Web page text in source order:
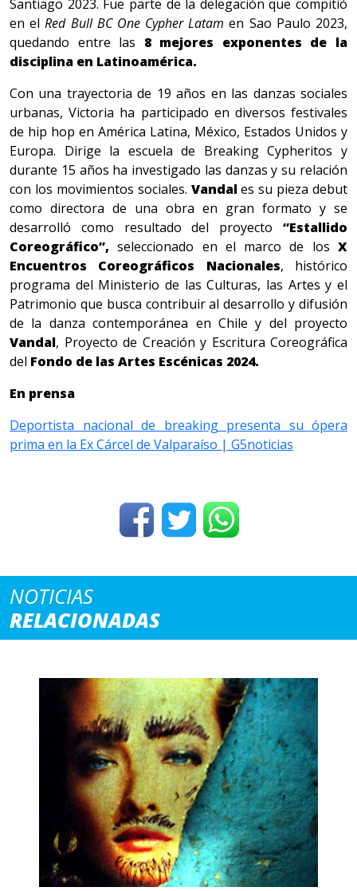
Santiago 2023. Fue parte de la delegación que compitió
en elRed Bull BC One Cypher Latam en Sao Paulo 2023,
quedando entre las 8 mejores exponentes de la
disciplina en Latinoamérica.
Con una trayectoria de 19 años en las danzas sociales
urbanas, Victoria ha participado en diversos festivales
de hip hop en América Latina, México, Estados Unidos y
Europa. Dirige la escuela de Breaking Cypheritos y
durante 15 años ha investigado las danzas y su relación
con los movimientos sociales. Vandales su pieza debut
como directora de una obra en gran formato y se
desarrolló como resultado del proyecto “Estallido
Coreográfico”, seleccionado en el marco de los X
Encuentros Coreográficos Nacionales, histórico
programa del Ministerio de las Culturas, las Artes y el
Patrimonio que busca contribuir al desarrollo y difusión
de la danza contemporánea en Chile y del proyecto
Vandal, Proyecto de Creación y Escritura Coreográfica
del Fondo de las Artes Escénicas 2024.
En prensa
Deportista nacional de breaking presenta su ópera
prima en la Ex Cárcel de Valparaíso | G5noticias
NOTICIAS
RELACIONADAS